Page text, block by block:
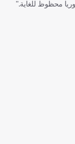
محظوظ للغاية."